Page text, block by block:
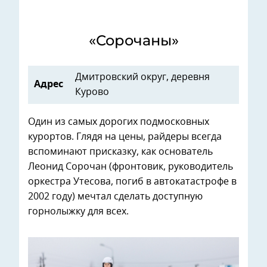
«Сорочаны»
Адрес
Дмитровский округ, деревня
Курово
Один из самых дорогих подмосковных
курортов. Глядя на цены, райдеры всегда
вспоминают присказку, как основатель
Леонид Сорочан (фронтовик, руководитель
оркестра Утесова, погиб в автокатастрофе в
2002 году) мечтал сделать доступную
горнолыжку для всех.